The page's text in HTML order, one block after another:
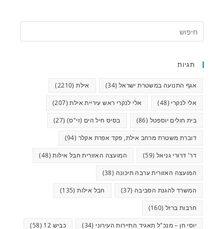
תגיות
אגף התנועה במשטרת ישראל (34) אילת(2210)
אלי לנקרי (48) אלי לנקרי ראש עיריית אילת(207)
בית חולים יוספטל (86) בסיס חיל הים (זי"ס) (27)
דוברת משטרת מרחב אילת, פקד אפרת אקלר (94)
דר' דרורי גניאל (59) המועצה האזורית חבל אילות(48)
המועצה האזורית ערבה תיכונה (38)
המשרד להגנת הסביבה (37) חבל אילות(135)
חרבות ברזל (160)
יוסי חן – מנכ"ל תאגיד התיירות העירוני (34) כביש 12 (58)